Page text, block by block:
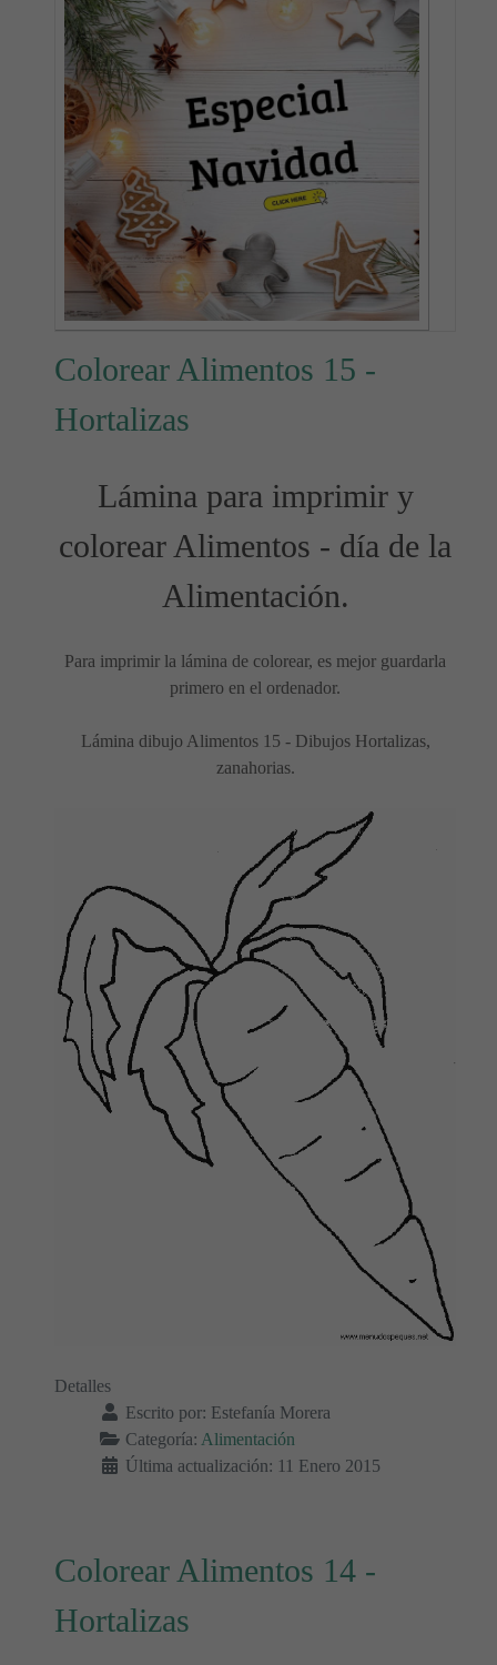
Colorear Alimentos 15 -
Hortalizas
Lámina para imprimir y
colorear Alimentos - día de la
Alimentación.
Para imprimir la lámina de colorear, es mejor guardarla
primero en el ordenador.
Lámina dibujo Alimentos 15 - Dibujos Hortalizas,
zanahorias.
Detalles
Escrito por: Estefanía Morera
Categoría: Alimentación
Última actualización: 11 Enero 2015
Colorear Alimentos 14 -
Hortalizas